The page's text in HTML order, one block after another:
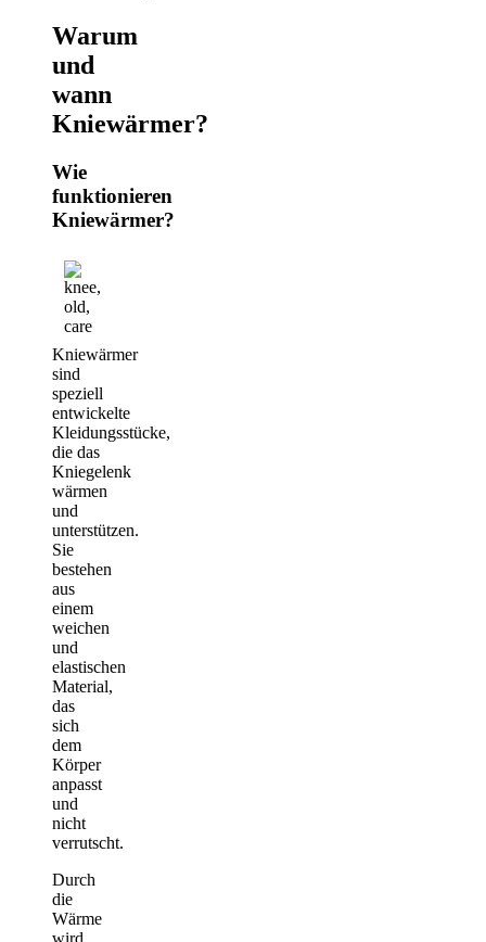
Warum
und
wann
Kniewärmer?
Wie
funktionieren
Kniewärmer?
Kniewärmer
sind
speziell
entwickelte
Kleidungsstücke,
die das
Kniegelenk
wärmen
und
unterstützen.
Sie
bestehen
aus
einem
weichen
und
elastischen
Material,
das
sich
dem
Körper
anpasst
und
nicht
verrutscht.
Durch
die
Wärme